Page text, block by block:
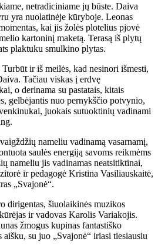
netradiciniame jų būste. Daiva
yra nuolatinėje kūryboje. Leonas
kai jis žolės plotelius pjovė
kartoninį maketą. Terasą iš plytų
plaktuku smulkino plytas.
ir iš meilės, kad nesinori išmesti,
Tačiau viskas į erdvę
o derinama su pastatais, kitais
gelbėjantis nuo pernykščio potvynio,
juokais sutuoktinių vadinami
nameliu vadinamą vasarnamį,
saulės energiją savoms reikmėms
nameliu jis vadinamas neatsitiktinai,
ir pedagogė Kristina Vasiliauskaitė,
„Svajonė“.
dirigentas, šiuolaikinės muzikos
ir vadovas Karolis Variakojis.
žmogus kupinas fantastiško
su juo „Svajonė“ iriasi tiesiausiu